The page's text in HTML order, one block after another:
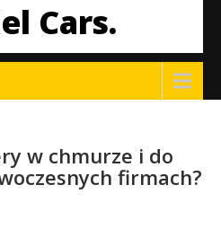
Cars.
w chmurze i do
firmach?